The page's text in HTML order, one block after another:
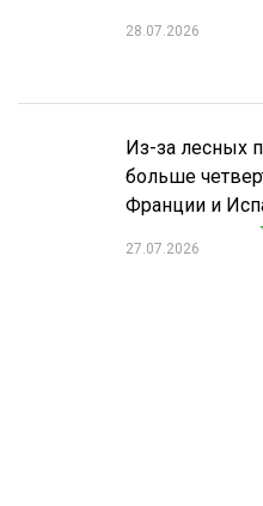
28.07.2026
Из-за лесных
больше
Франции и
27.07.2026